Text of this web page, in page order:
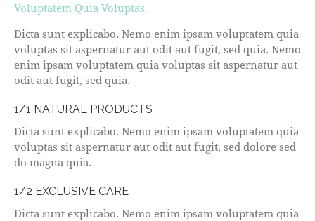
Voluptatem Quia Voluptas.
Dicta sunt explicabo. Nemo enim ipsam voluptatem quia
voluptas sit aspernatur aut odit aut fugit, sed quia. Nemo
enim ipsam voluptatem quia voluptas sit aspernatur aut
odit aut fugit, sed quia.
1/1 NATURAL PRODUCTS
Dicta sunt explicabo. Nemo enim ipsam voluptatem quia
voluptas sit aspernatur aut odit aut fugit, sed dolore sed
do magna quia.
1/2 EXCLUSIVE CARE
Dicta sunt explicabo. Nemo enim ipsam voluptatem quia